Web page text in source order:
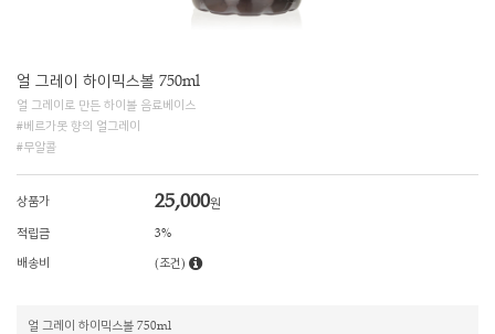
얼 그레이 하이믹스볼 750ml
얼 그레이로 만든 하이볼 음료베이스
#베르가못 향의 얼그레이
#무알콜
상품가 25,000원
적립금 3%
배송비 (조건)
얼 그레이 하이믹스볼 750ml